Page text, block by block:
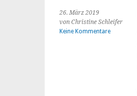
26. März 2019
von Christine Schleifer
Keine Kommentare